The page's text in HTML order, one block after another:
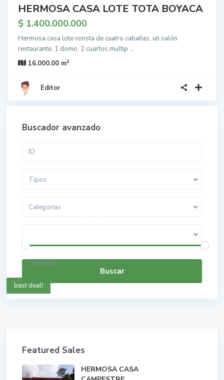
HERMOSA CASA LOTE TOTA BOYACA
$ 1.400.000.000
Hermosa casa lote consta de cuatro cabañas, un salón
restaurante, 1 domo, 2 cuartos multip ...
16.000.00 m2
Editor
Buscador avanzado
Tipos
Categorías
Rango de precios: $ 0 a $ 5.000.000.000
Ciudades
Buscar
best deal!
Featured Sales
HERMOSA CASA